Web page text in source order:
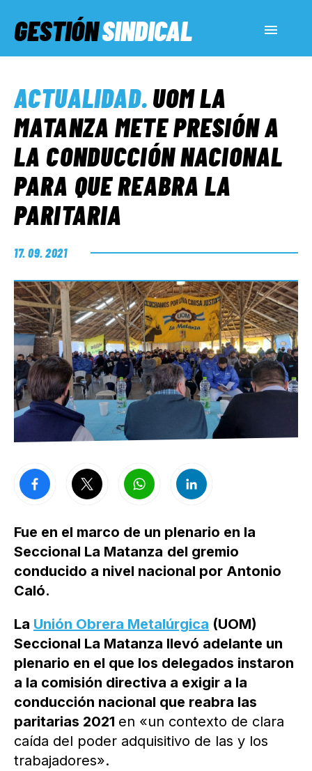
GESTIÓNSINDICAL
SERVICIOS SOCIALES
INFORMES ESPECIALES
FUERA DE MEGÁFONO
EL LADO «G»
ACTUALIDAD.UOM LA
MATANZA METE PRESIÓN A
LA CONDUCCIÓN NACIONAL
PARA QUE REABRA LA
PARITARIA
17. 09. 2021
Fue en el marco de un plenario en la
Seccional La Matanza del gremio
conducido a nivel nacional por Antonio
Caló.
La Unión Obrera Metalúrgica (UOM)
Seccional La Matanza llevó adelante un
plenario en el que los delegados instaron
a la comisión directiva a exigir a la
conducción nacional que reabra las
paritarias 2021 en «un contexto de clara
caída del poder adquisitivo de las y los
trabajadores».